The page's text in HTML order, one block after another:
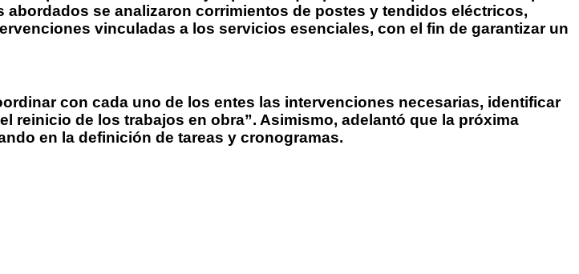
se analizaron corrimientos de postes y tendidos eléctricos,
vinculadas a los servicios esenciales, con el fin de garantizar un
con cada uno de los entes las intervenciones necesarias, identificar
reinicio de los trabajos en obra”. Asimismo, adelantó que la próxima
en la definición de tareas y cronogramas.